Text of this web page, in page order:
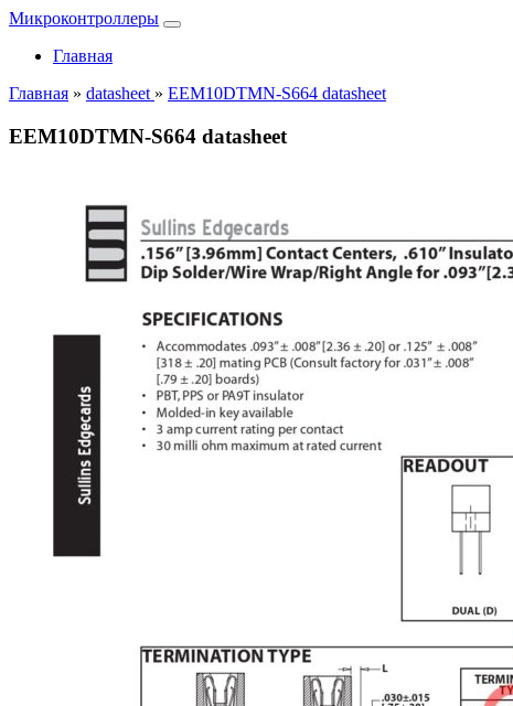
Микроконтроллеры
Главная
Главная » datasheet » EEM10DTMN-S664 datasheet
EEM10DTMN-S664 datasheet